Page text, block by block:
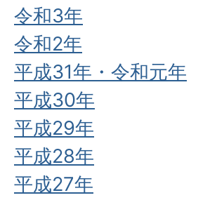
令和3年
令和2年
平成31年・令和元年
平成30年
平成29年
平成28年
平成27年